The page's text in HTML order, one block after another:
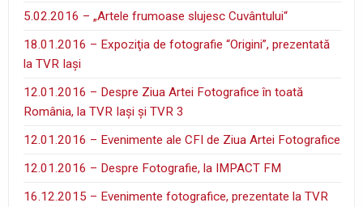
5.02.2016 – „Artele frumoase slujesc Cuvântului“
18.01.2016 – Expoziţia de fotografie “Origini”, prezentată
la TVR Iaşi
12.01.2016 – Despre Ziua Artei Fotografice în toată
România, la TVR Iaşi şi TVR 3
12.01.2016 – Evenimente ale CFI de Ziua Artei Fotografice
12.01.2016 – Despre Fotografie, la IMPACT FM
16.12.2015 – Evenimente fotografice, prezentate la TVR